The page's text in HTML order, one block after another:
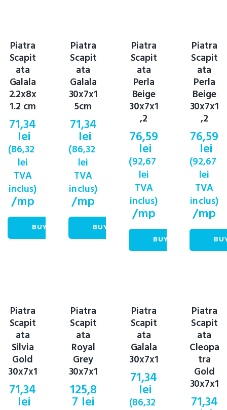
Piatra
Scapit
ata
Galala
2.2x8x
1.2 cm
71,34
lei
(86,32
lei
TVA
inclus)
/mp
BUY NOW
Piatra
Scapit
ata
Galala
30x7x1
5cm
71,34
lei
(86,32
lei
TVA
inclus)
/mp
BUY NOW
Piatra
Scapit
ata
Perla
Beige
30x7x1
,2
76,59
lei
(92,67
lei
TVA
inclus)
/mp
BUY NOW
Piatra
Scapit
ata
Perla
Beige
30x7x1
,2
76,59
lei
(92,67
lei
TVA
inclus)
/mp
Piatra
Scapit
ata
Silvia
Gold
30x7x1
71,34
lei
Piatra
Scapit
ata
Royal
Grey
30x7x1
125,8
7 lei
Piatra
Scapit
ata
Galala
30x7x1
71,34
lei
(86,32
Piatra
Scapit
ata
Cleopa
tra
Gold
30x7x1
71,34